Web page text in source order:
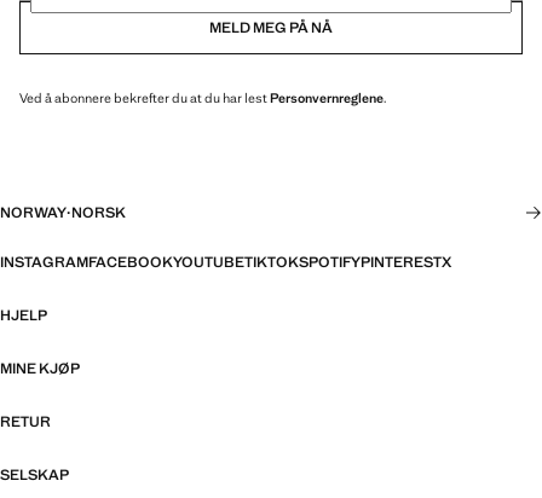
MELD MEG PÅ NÅ
Ved å abonnere bekrefter du at du har lestPersonvernreglene.
NORWAY·NORSK
INSTAGRAMFACEBOOKYOUTUBETIKTOKSPOTIFYPINTERESTX
HJELP
MINE KJØP
RETUR
SELSKAP